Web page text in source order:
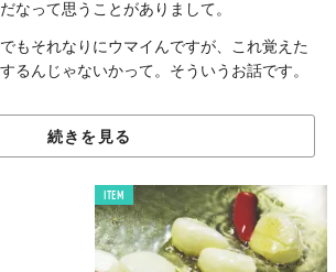
なって思うことがありまして。
もそれなりにウマイんですが、これ覚えた
るんじゃないかって。そういうお話です。
時間は30分ちょい
続きを見る
ITEM